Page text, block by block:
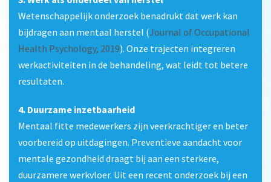
Wetenschappelijk onderzoek benadrukt dat werk kan
bijdragen aan mentaal herstel (Journal of Occupational
Health Psychology, 2019). Onze trajecten integreren
werkactiviteiten in de behandeling, wat leidt tot betere
resultaten.
4. Duurzame inzetbaarheid
Mentaal fitte medewerkers zijn veerkrachtiger en beter
voorbereid op uitdagingen. Preventieve aandacht voor
mentale gezondheid draagt bij aan een sterkere,
duurzamere werkvloer. Uit een recent onderzoek bij een